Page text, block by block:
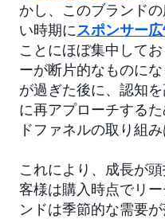
かし、このブランド
い時期にスポンサー
ことにほぼ集中して
ーが断片的なものに
が過ぎた後に、認知
に再アプローチする
ドファネルの取り組
これにより、成長が
客様は購入時点でリ
ンドは季節的な需要